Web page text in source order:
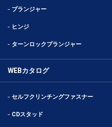
プランジャー
ヒンジ
ターンロックプランジャー
WEBカタログ
セルフクリンチングファスナー
CDスタッド